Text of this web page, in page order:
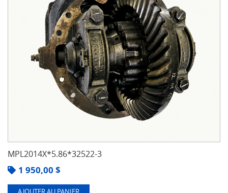
MPL2014X*5.86*32522-3
1 950,00 $